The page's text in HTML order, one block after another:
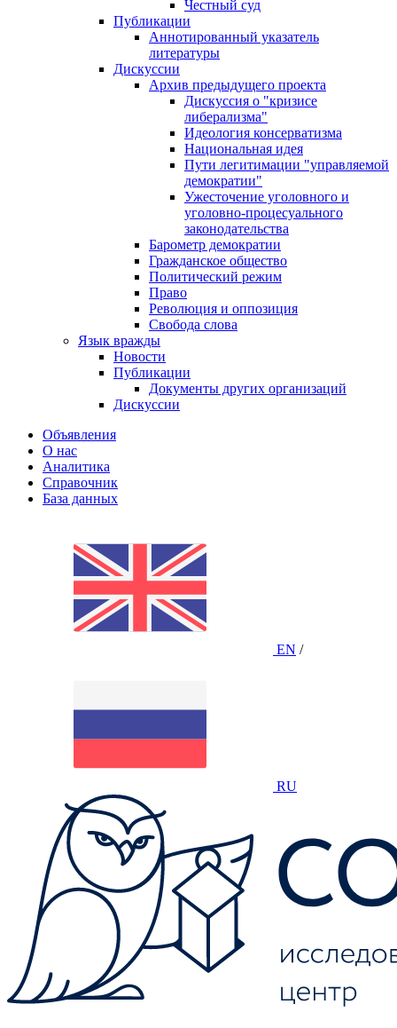
Честный суд
Публикации
Аннотированный указатель
литературы
Дискуссии
Архив предыдущего проекта
Дискуссия о "кризисе
либерализма"
Идеология консерватизма
Национальная идея
Пути легитимации "управляемой
демократии"
Ужесточение уголовного и
уголовно-процесуального
законодательства
Барометр демократии
Гражданское общество
Политический режим
Право
Революция и оппозиция
Свобода слова
Язык вражды
Новости
Публикации
Документы других организаций
Дискуссии
Объявления
О нас
Аналитика
Справочник
База данных
EN /
RU